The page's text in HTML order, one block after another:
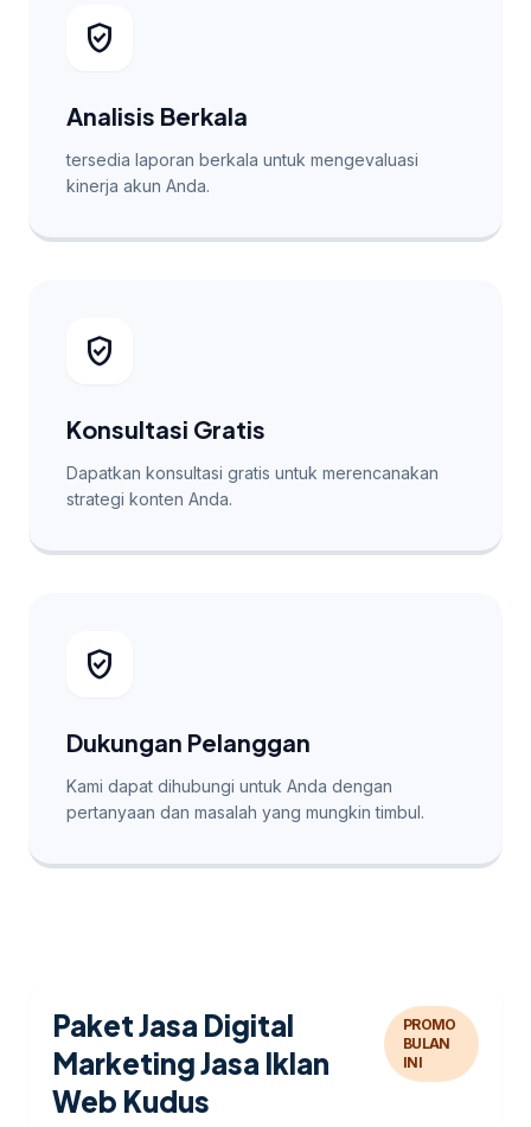
verified_user
Analisis Berkala
tersedia laporan berkala untuk mengevaluasi
kinerja akun Anda.
verified_user
Konsultasi Gratis
Dapatkan konsultasi gratis untuk merencanakan
strategi konten Anda.
verified_user
Dukungan Pelanggan
Kami dapat dihubungi untuk Anda dengan
pertanyaan dan masalah yang mungkin timbul.
Paket Jasa Digital
Marketing Jasa Iklan
Web Kudus
PROMO
BULAN
INI